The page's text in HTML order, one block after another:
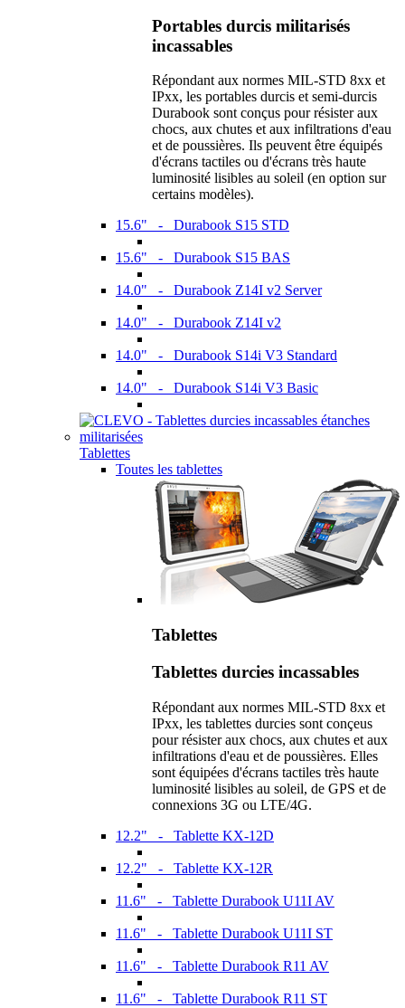
Portables durcis militarisés
incassables
Répondant aux normes MIL-STD 8xx et
IPxx, les portables durcis et semi-durcis
Durabook sont conçus pour résister aux
chocs, aux chutes et aux infiltrations d'eau
et de poussières. Ils peuvent être équipés
d'écrans tactiles ou d'écrans très haute
luminosité lisibles au soleil (en option sur
certains modèles).
15.6" - Durabook S15 STD
15.6" - Durabook S15 BAS
14.0" - Durabook Z14I v2 Server
14.0" - Durabook Z14I v2
14.0" - Durabook S14i V3 Standard
14.0" - Durabook S14i V3 Basic
Tablettes
Toutes les tablettes
Tablettes
Tablettes durcies incassables
Répondant aux normes MIL-STD 8xx et
IPxx, les tablettes durcies sont conçeus
pour résister aux chocs, aux chutes et aux
infiltrations d'eau et de poussières. Elles
sont équipées d'écrans tactiles très haute
luminosité lisibles au soleil, de GPS et de
connexions 3G ou LTE/4G.
12.2" - Tablette KX-12D
12.2" - Tablette KX-12R
11.6" - Tablette Durabook U11I AV
11.6" - Tablette Durabook U11I ST
11.6" - Tablette Durabook R11 AV
11.6" - Tablette Durabook R11 ST